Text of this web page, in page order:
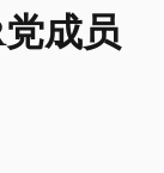
成员